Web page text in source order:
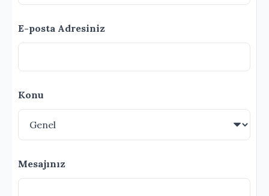
E-posta Adresiniz
Konu
Mesajınız